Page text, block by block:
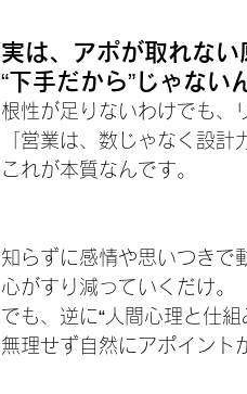
実は、アポが取れない
“下手だから”じゃない
根性が足りないわけでも、
「営業は、数じゃなく設計
これが本質なんです。
知らずに感情や思いつきで
心がすり減っていくだけ。
でも、逆に“人間心理と仕組
無理せず自然にアポイント